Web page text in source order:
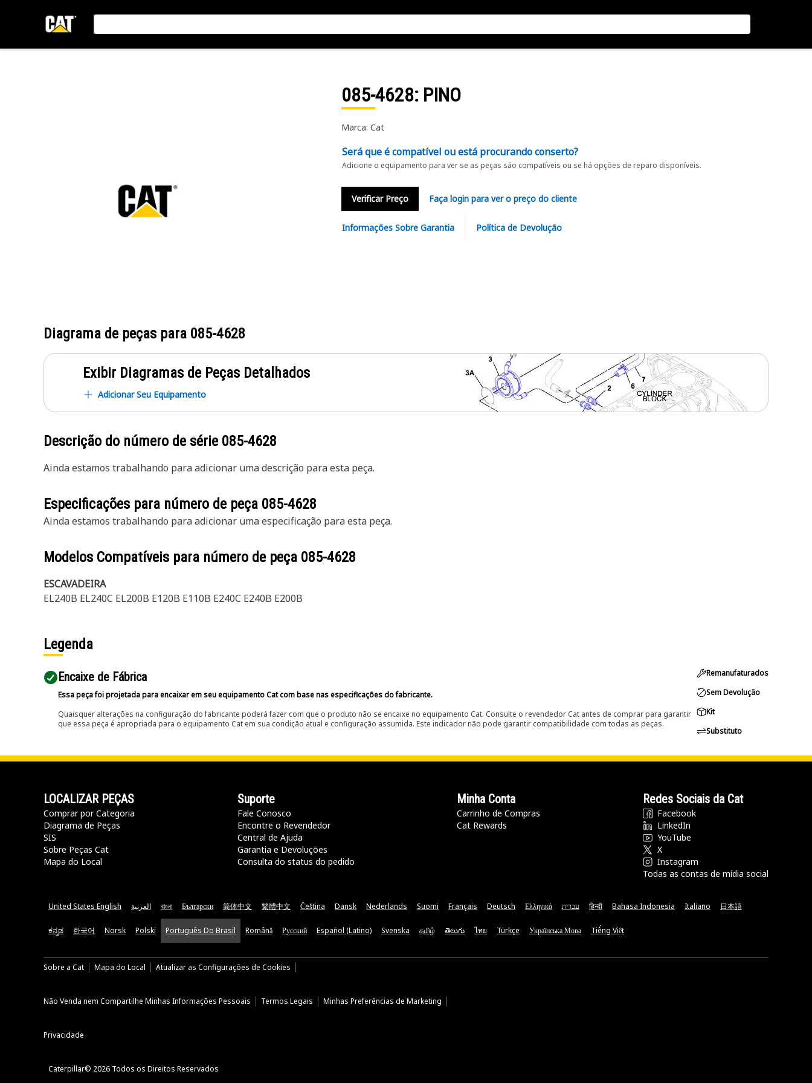
085-4628: PINO
Marca: Cat
Será que é compatível ou está procurando conserto?
Adicione o equipamento para ver se as peças são compatíveis ou se há opções de reparo disponíveis.
Verificar Preço Faça login para ver o preço do cliente
Informações Sobre Garantia Política de Devolução
Diagrama de peças para 085-4628
Exibir Diagramas de Peças Detalhados
Adicionar Seu Equipamento
Descrição do número de série 085-4628
Ainda estamos trabalhando para adicionar uma descrição para esta peça.
Especificações para número de peça 085-4628
Ainda estamos trabalhando para adicionar uma especificação para esta peça.
Modelos Compatíveis para número de peça 085-4628
ESCAVADEIRA
EL240B EL240C EL200B E120B E110B E240C E240B E200B
Legenda
Encaixe de Fábrica
Essa peça foi projetada para encaixar em seu equipamento Cat com base nas especificações do fabricante.
Quaisquer alterações na configuração do fabricante poderá fazer com que o produto não se encaixe no equipamento Cat. Consulte o revendedor Cat antes de comprar para garantir
que essa peça é apropriada para o equipamento Cat em sua condição atual e configuração assumida. Este indicador não pode garantir compatibilidade com todas as peças.
Remanufaturados
Sem Devolução
Kit
Substituto
LOCALIZAR PEÇAS
Comprar por Categoria
Diagrama de Peças
SIS
Sobre Peças Cat
Mapa do Local
Suporte
Fale Conosco
Encontre o Revendedor
Central de Ajuda
Garantia e Devoluções
Consulta do status do pedido
Minha Conta
Carrinho de Compras
Cat Rewards
Redes Sociais da Cat
Facebook
LinkedIn
YouTube
X
Instagram
Todas as contas de mídia social
United States English العربية বাংলা Български 简体中文 繁體中文 Čeština Dansk Nederlands Suomi Français Deutsch Ελληνικά עברית हिन्दी Bahasa Indonesia Italiano 日本語
ಕನ್ನಡ 한국어 Norsk Polski Português Do Brasil Română Русский Español (Latino) Svenska தமிழ் తెలుగు ไทย Türkçe Українська Мова Tiếng Việt
Sobre a Cat Mapa do Local Atualizar as Configurações de Cookies
Não Venda nem Compartilhe Minhas Informações Pessoais Termos Legais Minhas Preferências de Marketing
Privacidade
Caterpillar© 2026 Todos os Direitos Reservados